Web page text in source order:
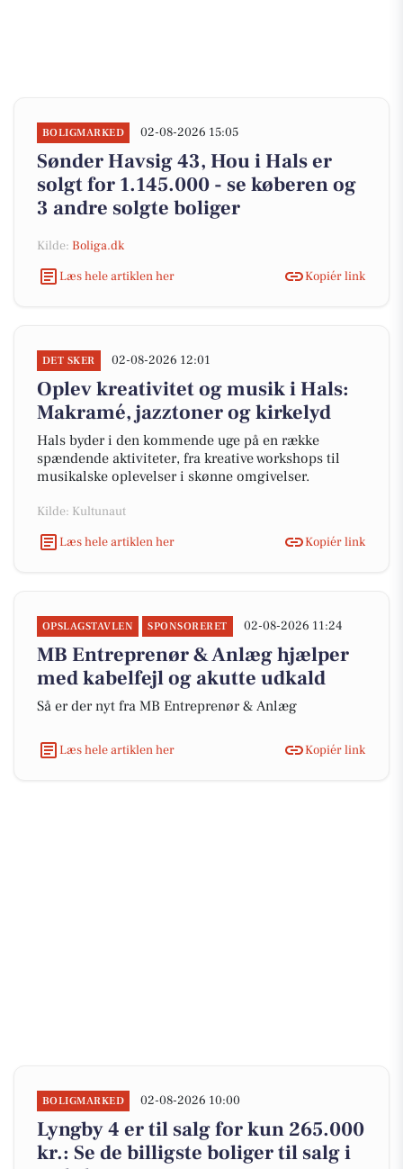
BOLIGMARKED 02-08-2026 15:05
Sønder Havsig 43, Hou i Hals er
solgt for 1.145.000 - se køberen og
3 andre solgte boliger
Kilde: Boliga.dk
Læs hele artiklen her
Kopiér link
DET SKER 02-08-2026 12:01
Oplev kreativitet og musik i Hals:
Makramé, jazztoner og kirkelyd
Hals byder i den kommende uge på en række
spændende aktiviteter, fra kreative workshops til
musikalske oplevelser i skønne omgivelser.
Kilde: Kultunaut
Læs hele artiklen her
Kopiér link
OPSLAGSTAVLEN SPONSORERET 02-08-2026 11:24
MB Entreprenør & Anlæg hjælper
med kabelfejl og akutte udkald
Så er der nyt fra MB Entreprenør & Anlæg
Læs hele artiklen her Kopiér link
BOLIGMARKED 02-08-2026 10:00
Lyngby 4 er til salg for kun 265.000
kr.: Se de billigste boliger til salg i